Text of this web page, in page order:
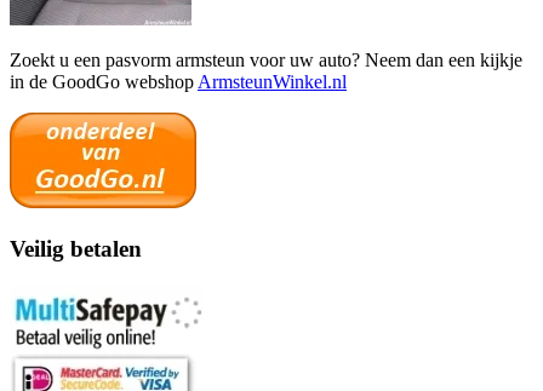
Zoekt u een pasvorm armsteun voor uw auto? Neem dan een kijkje
in de GoodGo webshop ArmsteunWinkel.nl
Veilig betalen